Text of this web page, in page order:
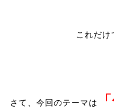
これだ
さて、今回のテーマは